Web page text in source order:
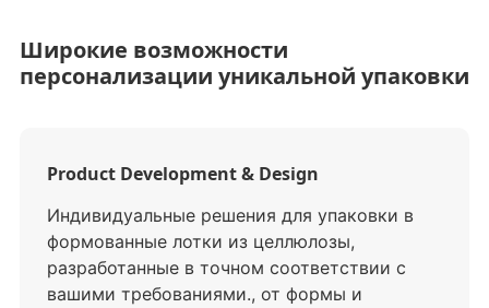
Широкие возможности
персонализации уникальной упаковки
Product Development & Design
Индивидуальные решения для упаковки в
формованные лотки из целлюлозы,
разработанные в точном соответствии с
вашими требованиями., от формы и